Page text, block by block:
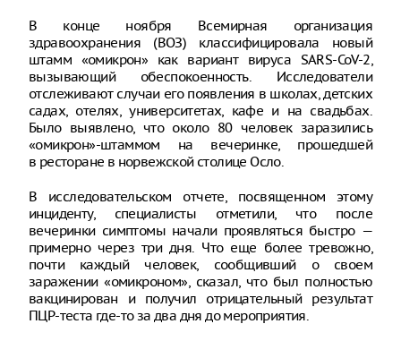
В конце ноября Всемирная организация
здравоохранения (ВОЗ) классифицировала новый
штамм «омикрон» как вариант вируса SARS-CoV-2,
вызывающий обеспокоенность. Исследователи
отслеживают случаи его появления в школах, детских
садах, отелях, университетах, кафе и на свадьбах.
Было выявлено, что около 80 человек заразились
«омикрон»-штаммом на вечеринке, прошедшей
в ресторане в норвежской столице Осло.
В исследовательском отчете, посвященном этому
инциденту, специалисты отметили, что после
вечеринки симптомы начали проявляться быстро —
примерно через три дня. Что еще более тревожно,
почти каждый человек, сообщивший о своем
заражении «омикроном», сказал, что был полностью
вакцинирован и получил отрицательный результат
ПЦР-теста где-то за два дня до мероприятия.